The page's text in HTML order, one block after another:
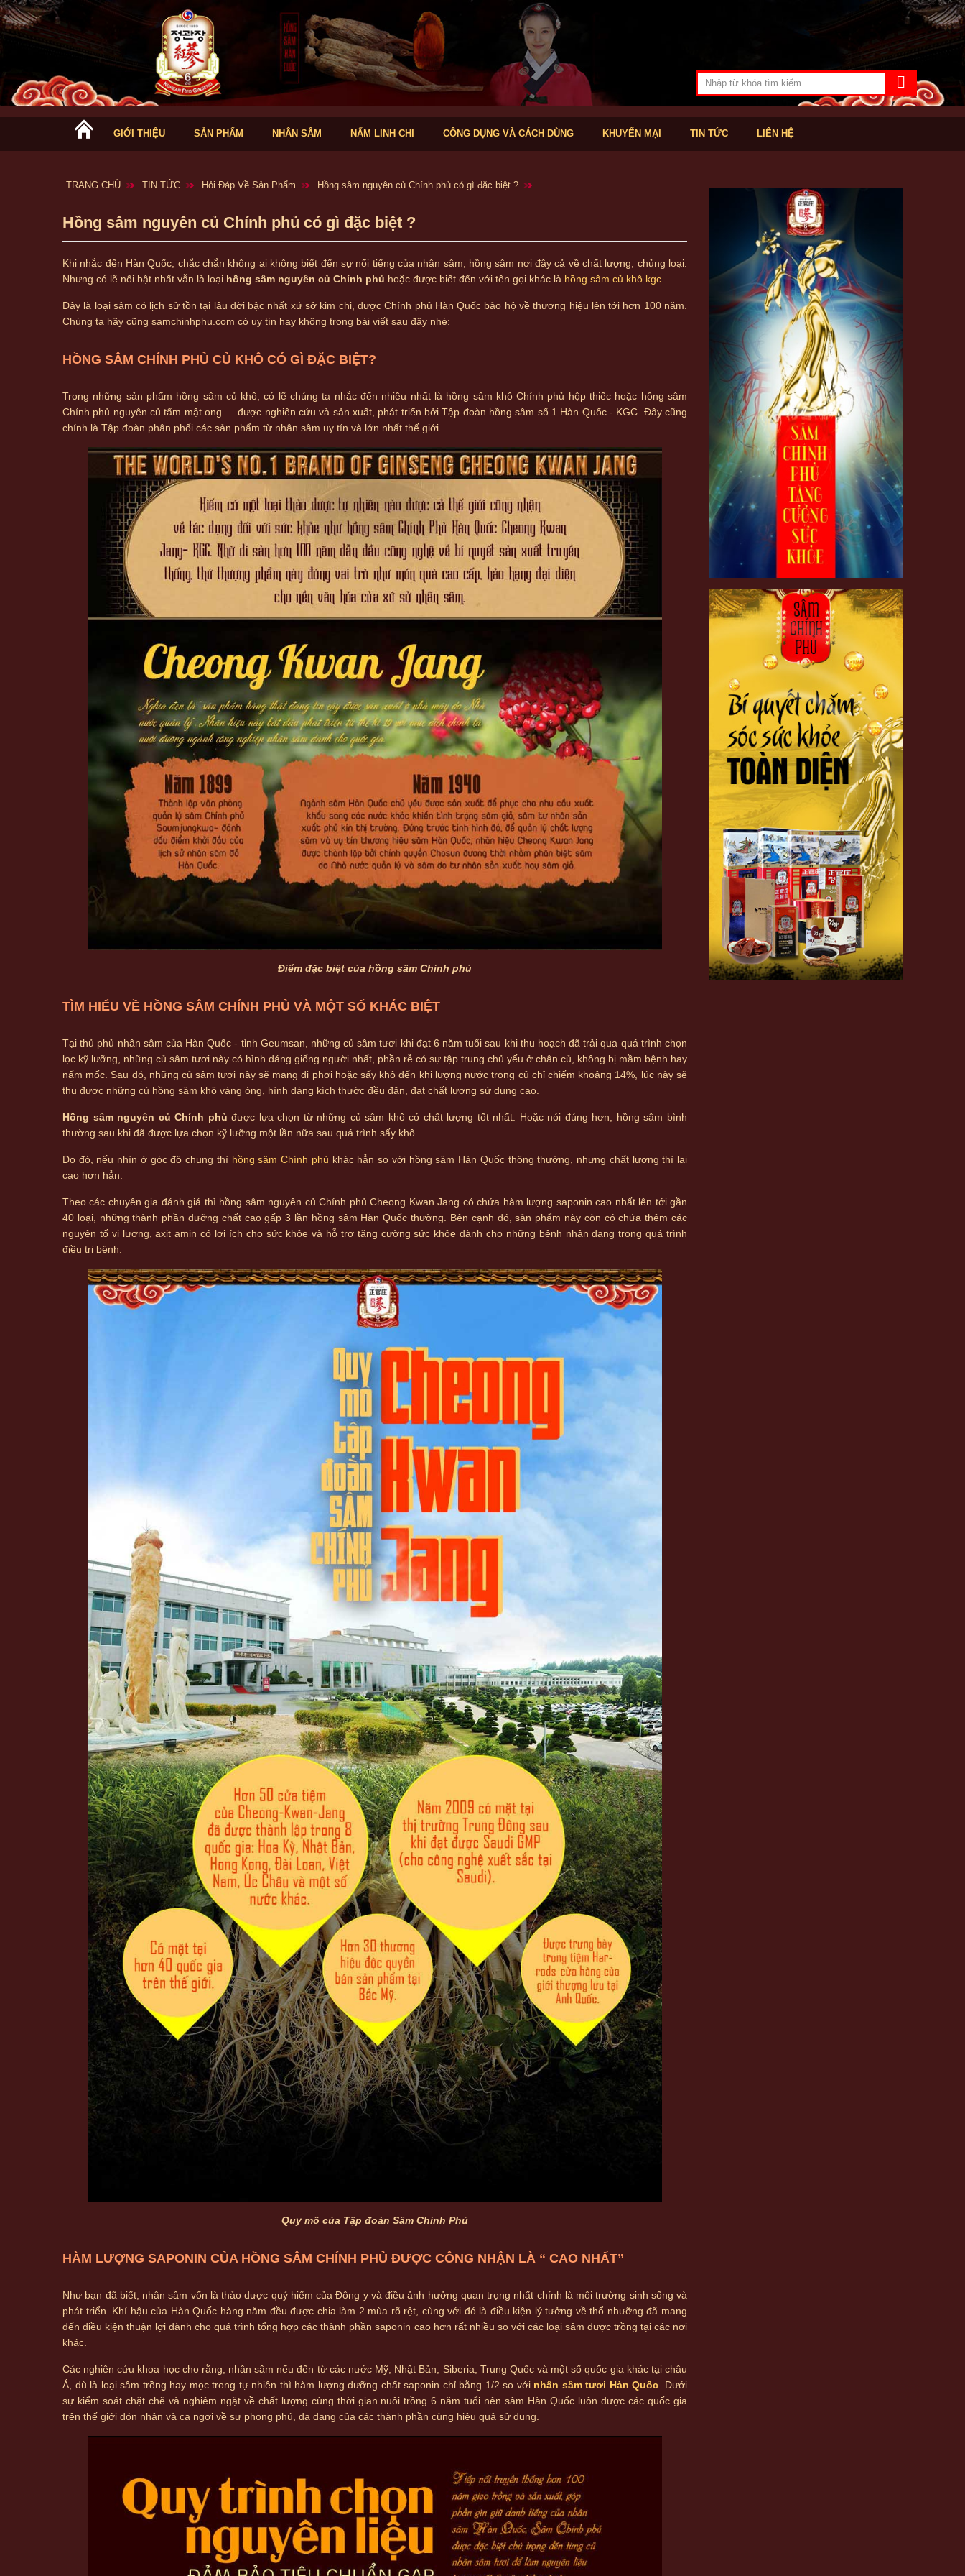
GIỚI THIỆU SẢN PHẨM NHÂN SÂM NẤM LINH CHI CÔNG DỤNG VÀ CÁCH DÙNG KHUYẾN MẠI TIN TỨC LIÊN HỆ
TRANG CHỦ TIN TỨC Hỏi Đáp Về Sản Phẩm Hồng sâm nguyên củ Chính phủ có gì đặc biệt ?
Hồng sâm nguyên củ Chính phủ có gì đặc biệt ?
Khi nhắc đến Hàn Quốc, chắc chắn không ai không biết đến sự nổi tiếng của nhân sâm, hồng sâm nơi đây cả về chất lượng, chủng loại.
Nhưng có lẽ nổi bật nhất vẫn là loại hồng sâm nguyên củ Chính phủ hoặc được biết đến với tên gọi khác là hồng sâm củ khô kgc
Đây là loại sâm có lịch sử tồn tại lâu đời bậc nhất xứ sở kim chi, được Chính phủ Hàn Quốc bảo hộ về thương hiệu lên tới hơn 100 năm.
Chúng ta hãy cũng samchinhphu.com có uy tín hay không trong bài viết sau đây nhé:
HỒNG SÂM CHÍNH PHỦ CỦ KHÔ CÓ GÌ ĐẶC BIỆT?
Trong những sản phẩm hồng sâm củ khô, có lẽ chúng ta nhắc đến nhiều nhất là hồng sâm khô Chính phủ hộp thiếc hoặc hồng sâm
Chính phủ nguyên củ tẩm mật ong ….được nghiên cứu và sản xuất, phát triển bởi Tập đoàn hồng sâm số 1 Hàn Quốc - KGC. Đây cũng
chính là Tập đoàn phân phối các sản phẩm từ nhân sâm uy tín và lớn nhất thế giới.
Điểm đặc biệt của hồng sâm Chính phủ
TÌM HIỂU VỀ HỒNG SÂM CHÍNH PHỦ VÀ MỘT SỐ KHÁC BIỆT
Tại thủ phủ nhân sâm của Hàn Quốc - tỉnh Geumsan, những củ sâm tươi khi đạt 6 năm tuổi sau khi thu hoạch đã trải qua quá trình chọn
lọc kỹ lưỡng, những củ sâm tươi này có hình dáng giống người nhất, phần rễ có sự tập trung chủ yếu ở chân củ, không bị mầm bệnh hay
nấm mốc. Sau đó, những củ sâm tươi này sẽ mang đi phơi hoặc sấy khô đến khi lượng nước trong củ chỉ chiếm khoảng 14%, lúc này sẽ
thu được những củ hồng sâm khô vàng óng, hình dáng kích thước đều đặn, đạt chất lượng sử dụng cao.
Hồng sâm nguyên củ Chính phủ được lựa chọn từ những củ sâm khô có chất lượng tốt nhất. Hoặc nói đúng hơn, hồng sâm bình
thường sau khi đã được lựa chọn kỹ lưỡng một lần nữa sau quá trình sấy khô.
Do đó, nếu nhìn ở góc độ chung thì hồng sâm Chính phủ khác hẳn so với hồng sâm Hàn Quốc thông thường, nhưng chất lượng thì lại
cao hơn hẳn.
Theo các chuyên gia đánh giá thì hồng sâm nguyên củ Chính phủ Cheong Kwan Jang có chứa hàm lượng saponin cao nhất lên tới gần
40 loại, những thành phần dưỡng chất cao gấp 3 lần hồng sâm Hàn Quốc thường. Bên cạnh đó, sản phẩm này còn có chứa thêm các
nguyên tố vi lượng, axit amin có lợi ích cho sức khỏe và hỗ trợ tăng cường sức khỏe dành cho những bệnh nhân đang trong quá trình
điều trị bệnh.
Quy mô của Tập đoàn Sâm Chính Phủ
HÀM LƯỢNG SAPONIN CỦA HỒNG SÂM CHÍNH PHỦ ĐƯỢC CÔNG NHẬN LÀ “ CAO NHẤT”
Như bạn đã biết, nhân sâm vốn là thảo dược quý hiếm của Đông y và điều ảnh hưởng quan trọng nhất chính là môi trường sinh sống và
phát triển. Khí hậu của Hàn Quốc hàng năm đều được chia làm 2 mùa rõ rệt, cùng với đó là điều kiện lý tưởng về thổ nhưỡng đã mang
đến điều kiện thuận lợi dành cho quá trình tổng hợp các thành phần saponin cao hơn rất nhiều so với các loại sâm được trồng tại các nơi
khác.
Các nghiên cứu khoa học cho rằng, nhân sâm nếu đến từ các nước Mỹ, Nhật Bản, Siberia, Trung Quốc và một số quốc gia khác tại châu
Á, dù là loại sâm trồng hay mọc trong tự nhiên thì hàm lượng dưỡng chất saponin chỉ bằng 1/2 so với nhân sâm tươi Hàn Quốc . Dưới
sự kiểm soát chặt chẽ và nghiêm ngặt về chất lượng cùng thời gian nuôi trồng 6 năm tuổi nên sâm Hàn Quốc luôn được các quốc gia
trên thế giới đón nhận và ca ngợi về sự phong phú, đa dạng của các thành phần cùng hiệu quả sử dụng.